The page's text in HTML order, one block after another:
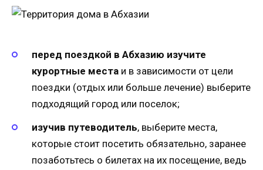
перед поездкой в Абхазию изучите
курортные места и в зависимости от цели
поездки (отдых или больше лечение) выберите
подходящий город или поселок;
изучив путеводитель, выберите места,
которые стоит посетить обязательно, заранее
позаботьтесь о билетах на их посещение, ведь